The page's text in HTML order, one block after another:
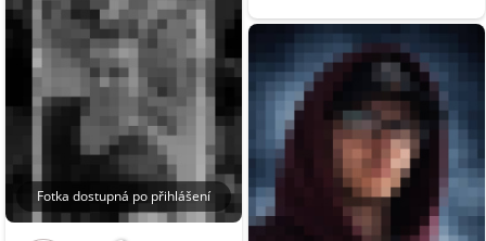
Fotka dostupná po přihlášení